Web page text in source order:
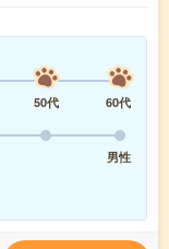
50代
60代
男性